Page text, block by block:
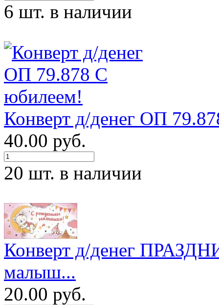
6 шт. в наличии
Конверт д/денег ОП
40.00 руб.
20 шт. в наличии
Конверт д/денег
малыш...
20.00 руб.